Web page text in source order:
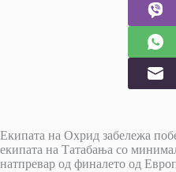
Екипата на Охрид забележа
екипата на Татабања со
натпревар од финалето од